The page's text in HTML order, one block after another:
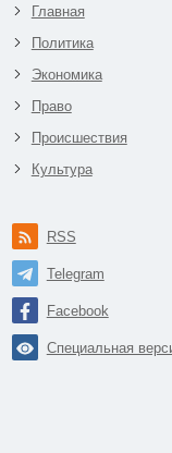
Главная
Политика
Экономика
Право
Происшествия
Культура
RSS
Telegram
Facebook
Специальная